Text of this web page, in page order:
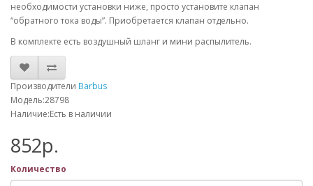
необходимости установки ниже, просто установите клапан
“обратного тока воды”. Приобретается клапан отдельно.
В комплекте есть воздушный шланг и мини распылитель.
Производители Barbus
Модель:28798
Наличие:Есть в наличии
852р.
Количество